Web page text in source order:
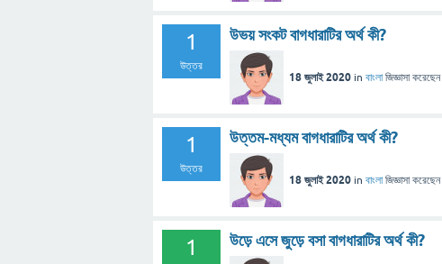
1
উত্তর
উভয় সংকট বাগধারাটির অর্থ কী?
18 জুলাই 2020 in বাংলা জিজ্ঞাসা করেছেন
1
উত্তর
উত্তম-মধ্যম বাগধারাটির অর্থ কী?
18 জুলাই 2020 in বাংলা জিজ্ঞাসা করেছেন
1 উড়ে এসে জুড়ে বসা বাগধারাটির অর্থ কী?